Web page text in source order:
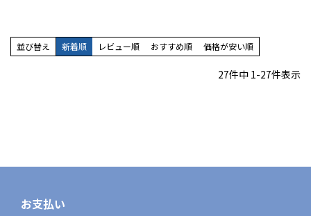
並び替え 新着順 レビュー順 おすすめ順 価格が安い順
27件中 1-27件表示
お支払い